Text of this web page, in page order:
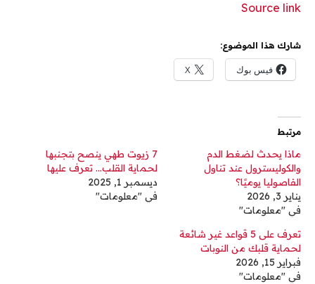
Source link
شارك هذا الموضوع:
فيس بوك X
مرتبط
ماذا يحدث لضغط الدم
والكوليسترول عند تناول
الفاصوليا يوميًا؟
يناير 3, 2026
في "معلومات"
7 زيوت طهي ينصح بتجنبها
لحماية القلب… تعرف عليها
ديسمبر 1, 2025
في "معلومات"
تعرف على 5 قواعد غير شائعة
لحماية قلبك من النوبات
فبراير 15, 2026
في "معلومات"